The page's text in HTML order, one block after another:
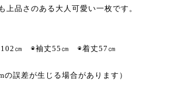
上品さのある大人可愛い一枚です。
㎝ ◉袖丈55㎝ ◉着丈57㎝
の誤差が生じる場合があります）